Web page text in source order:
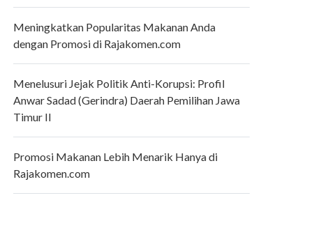
Meningkatkan Popularitas Makanan Anda
dengan Promosi di Rajakomen.com
Menelusuri Jejak Politik Anti-Korupsi: Profil
Anwar Sadad (Gerindra) Daerah Pemilihan Jawa
Timur II
Promosi Makanan Lebih Menarik Hanya di
Rajakomen.com